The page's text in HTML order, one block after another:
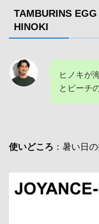
TAMBURINS
HINOKI
ヒノキが
とビーチ
使いどころ ：暑い日